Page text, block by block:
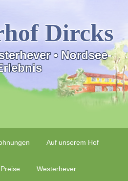
Dircks
• Nordsee-
Auf unserem Hof
Preise Westerhever